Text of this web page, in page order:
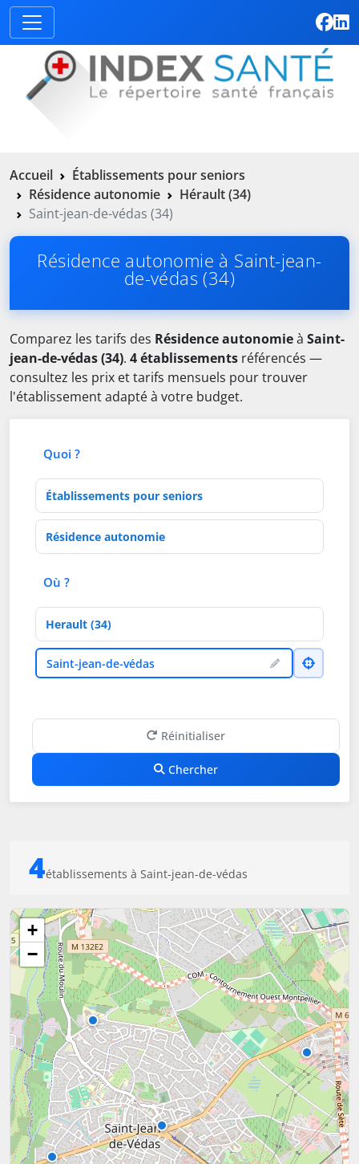
Accueil
Établissements pour seniors
Résidence autonomie
Hérault (34)
Saint-jean-de-védas (34)
Résidence autonomie à Saint-jean-
de-védas (34)
Comparez les tarifs des Résidence autonomieà Saint-
jean-de-védas (34). 4 établissements référencés —
consultez les prix et tarifs mensuels pour trouver
l'établissement adapté à votre budget.
Quoi ?
Type d'établissement
Activités de soins
Où ?
Département
VilleSaint-jean-de-védas
Réinitialiser
Chercher
4établissements à Saint-jean-de-védas
+
−